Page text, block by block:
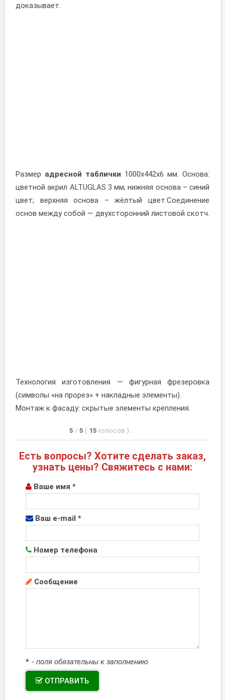
доказывает.
Размер адресной таблички 1000х442х6 мм. Основа:
цветной акрил ALTUGLAS 3 мм; нижняя основа – синий
цвет; верхняя основа – жёлтый цвет.Соединение
основ между собой — двухсторонний листовой скотч.
Технология изготовления — фигурная фрезеровка
(символы «на прорез» + накладные элементы).
Монтаж к фасаду: скрытые элементы крепления.
5 / 5 ( 15 голосов )
Есть вопросы? Хотите сделать заказ,
узнать цены? Свяжитесь с нами:
Ваше имя *
Ваш e-mail *
Номер телефона
Сообщение
* - поля обязательны к заполнению
ОТПРАВИТЬ